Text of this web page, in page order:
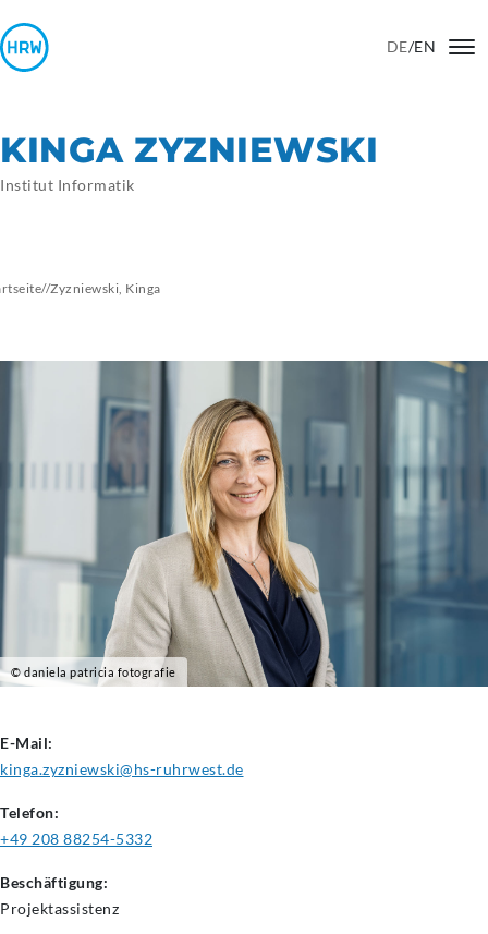
DE/EN
KINGA ZYZNIEWSKI
Institut Informatik
//Zyzniewski, Kinga
© daniela patricia fotografie
E-Mail:
kinga.zyzniewski@hs-ruhrwest.de
Telefon:
+49 208 88254-5332
Beschäftigung:
Projektassistenz